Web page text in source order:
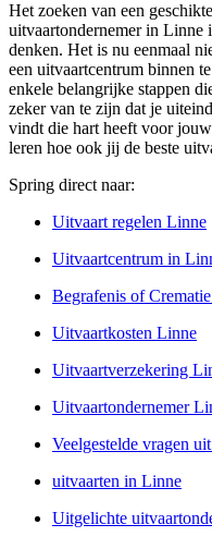
Het zoeken van een
uitvaartondernemer in Linne
denken. Het is nu eenmaal
een uitvaartcentrum binnen
enkele belangrijke stappen
zeker van te zijn dat je
vindt die hart heeft voor
leren hoe ook jij de beste
Spring direct naar:
Uitvaart regelen Linne
Uitvaartcentrum in
Begrafenis of
Uitvaartkosten Linne
Uitvaartverzekering
Uitvaartondernemer
Veelgestelde vragen
uitvaarten in Linne
Uitgelichte